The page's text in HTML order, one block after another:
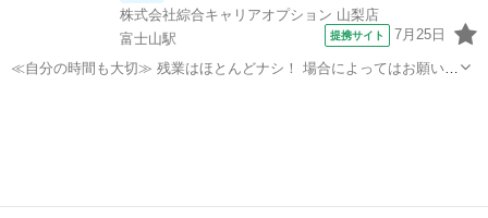
株式会社綜合キャリアオプション 山梨店
富士山駅
提携サイト 7月25日
≪自分の時間も大切≫ 残業はほとんどナシ！ 場合によってはお願いす